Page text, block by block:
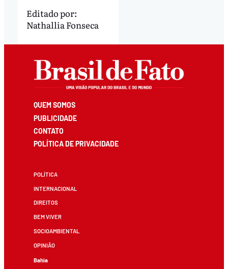
Editado por:
Nathallia Fonseca
QUEM SOMOS
PUBLICIDADE
CONTATO
POLÍTICA DE PRIVACIDADE
POLÍTICA
INTERNACIONAL
DIREITOS
BEM VIVER
SOCIOAMBIENTAL
OPINIÃO
Bahia